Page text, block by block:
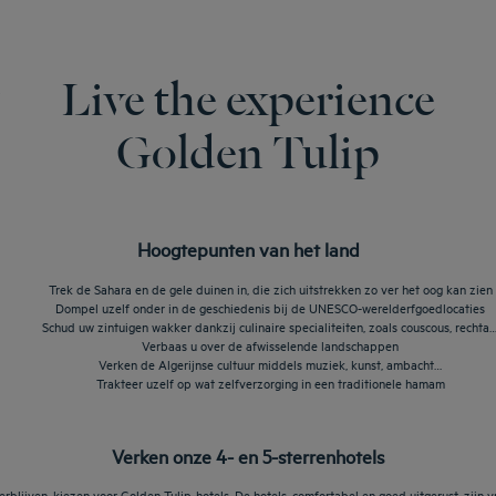
Live the experience
Golden Tulip
Hoogtepunten van het land
Trek de Sahara en de gele duinen in, die zich uitstrekken zo ver het oog kan zien
Dompel uzelf onder in de geschiedenis bij de UNESCO-werelderfgoedlocaties
Schud uw zintuigen wakker dankzij culinaire specialiteiten, zoals couscous, rechta….
Verbaas u over de afwisselende landschappen
Verken de Algerijnse cultuur middels muziek, kunst, ambacht…
Trakteer uzelf op wat zelfverzorging in een traditionele hamam
Verken onze 4- en 5-sterrenhotels